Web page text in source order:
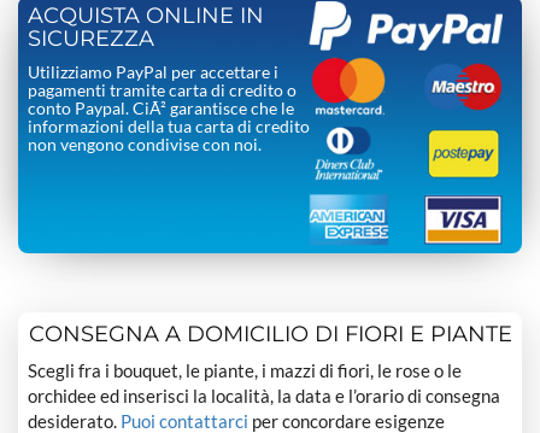
ACQUISTA ONLINE IN
SICUREZZA
Utilizziamo PayPal per accettare i
pagamenti tramite carta di credito o
conto Paypal. CiÃ² garantisce che le
informazioni della tua carta di credito
non vengono condivise con noi.
CONSEGNA A DOMICILIO DI FIORI E PIANTE
Scegli fra i bouquet, le piante, i mazzi di fiori, le rose o le
orchidee ed inserisci la località, la data e l’orario di consegna
desiderato. Puoi contattarci per concordare esigenze